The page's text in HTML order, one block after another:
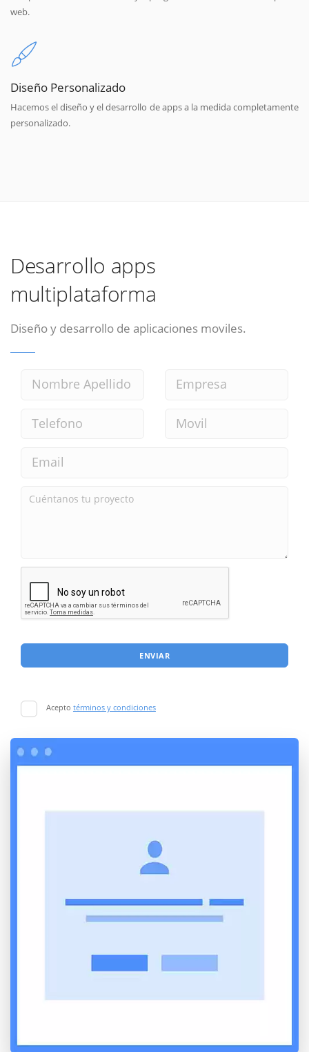
web.
Diseño Personalizado
Hacemos el diseño y el desarrollo de apps a la medida completamente
personalizado.
Desarrollo apps
multiplataforma
Diseño y desarrollo de aplicaciones moviles.
ENVIAR
Acepto términos y condiciones